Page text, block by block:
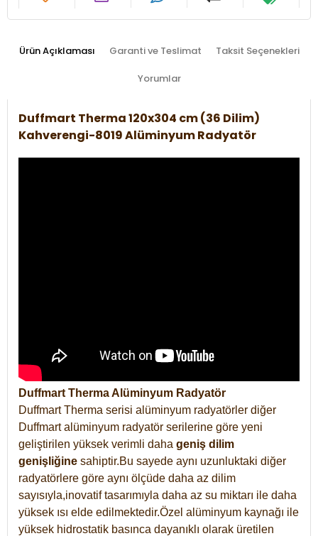
Ürün Açıklaması Garanti ve Teslimat Taksit Seçenekleri
Yorumlar
Duffmart Therma 120x304 cm (36 Dilim)
Kahverengi-8019 Alüminyum Radyatör
Duffmart Therma Alüminyum Radyatör
Duffmart Therma serisi alüminyum radyatörler diğer
Duffmart alüminyum radyatör serilerine göre yeni
geliştirilen yüksek verimli daha geniş dilim
genişliğine sahiptir.Bu sayede aynı uzunluktaki diğer
radyatörlere göre aynı ölçüde daha az dilim
sayısıyla,inovatif tasarımıyla daha az su miktarı ile daha
yüksek ısı elde edilmektedir.Özel alüminyum kaynağı ile
yüksek hidrostatik basınca dayanıklı olarak üretilen